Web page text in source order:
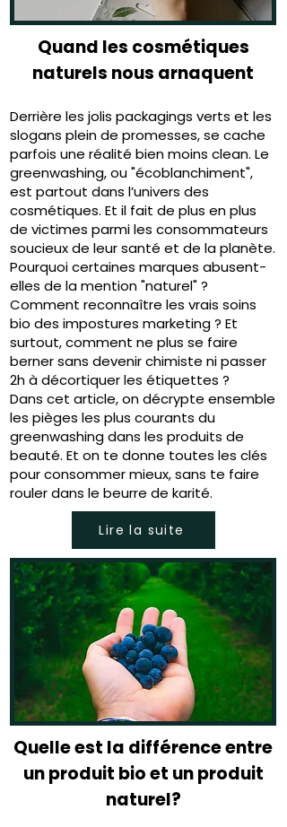
Quand les cosmétiques
naturels nous arnaquent
Derrière les jolis packagings verts et les
slogans plein de promesses, se cache
parfois une réalité bien moins clean. Le
greenwashing, ou "écoblanchiment",
est partout dans l’univers des
cosmétiques. Et il fait de plus en plus
de victimes parmi les consommateurs
soucieux de leur santé et de la planète.
Pourquoi certaines marques abusent-
elles de la mention "naturel" ?
Comment reconnaître les vrais soins
bio des impostures marketing ? Et
surtout, comment ne plus se faire
berner sans devenir chimiste ni passer
2h à décortiquer les étiquettes ?
Dans cet article, on décrypte ensemble
les pièges les plus courants du
greenwashing dans les produits de
beauté. Et on te donne toutes les clés
pour consommer mieux, sans te faire
rouler dans le beurre de karité.
Lire la suite
Quelle est la différence entre
un produit bio et un produit
naturel?